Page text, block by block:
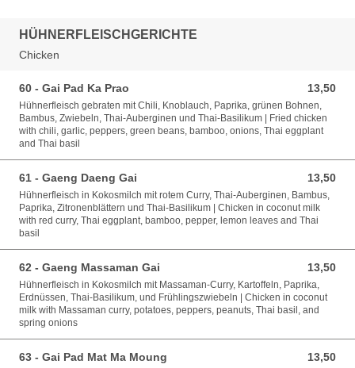
HÜHNERFLEISCHGERICHTE
Chicken
60 - Gai Pad Ka Prao 13,50
13,50 EUR
Hühnerfleisch gebraten mit Chili, Knoblauch, Paprika, grünen Bohnen,
Bambus, Zwiebeln, Thai-Auberginen und Thai-Basilikum | Fried chicken
with chili, garlic, peppers, green beans, bamboo, onions, Thai eggplant
and Thai basil
61 - Gaeng Daeng Gai 13,50
13,50 EUR
Hühnerfleisch in Kokosmilch mit rotem Curry, Thai-Auberginen, Bambus,
Paprika, Zitronenblättern und Thai-Basilikum | Chicken in coconut milk
with red curry, Thai eggplant, bamboo, pepper, lemon leaves and Thai
basil
62 - Gaeng Massaman Gai 13,50
13,50 EUR
Hühnerfleisch in Kokosmilch mit Massaman-Curry, Kartoffeln, Paprika,
Erdnüssen, Thai-Basilikum, und Frühlingszwiebeln | Chicken in coconut
milk with Massaman curry, potatoes, peppers, peanuts, Thai basil, and
spring onions
63 - Gai Pad Mat Ma Moung 13,50
13,50 EUR